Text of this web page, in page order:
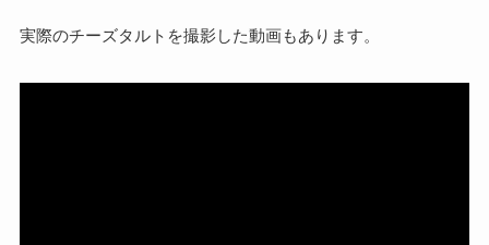
実際のチーズタルトを撮影した動画もあります。